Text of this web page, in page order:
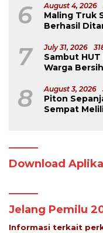
6 August 4, 2026
Maling Truk
Berhasil
7 July 31, 2026
Sambut HUT
Warga
8 August 3, 2026
Piton
Sempat
Download
Jelang Pemilu
Informasi terkait